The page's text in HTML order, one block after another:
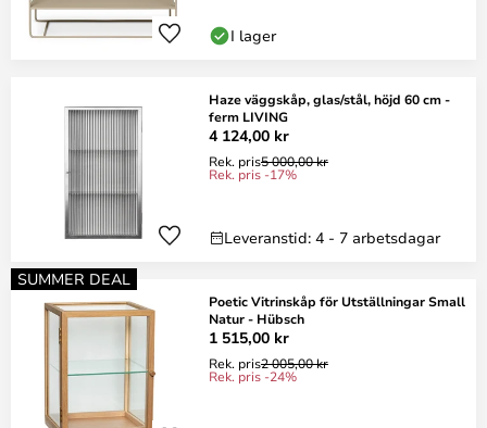
I lager
Haze väggskåp, glas/stål, höjd 60 cm -
ferm LIVING
4 124,00 kr
Rek. pris5 000,00 kr
Rek. pris -17%
Leveranstid: 4 - 7 arbetsdagar
SUMMER DEAL
Poetic Vitrinskåp för Utställningar Small
Natur - Hübsch
1 515,00 kr
Rek. pris2 005,00 kr
Rek. pris -24%